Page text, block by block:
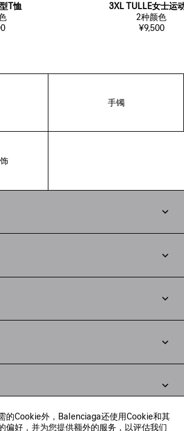
的Cookie外，Balenciaga还使用Cookie和其
偏好，并为您提供额外的服务，以评估我们
T恤
3XL TULLE女士运
2种颜色
¥9,500
手镯